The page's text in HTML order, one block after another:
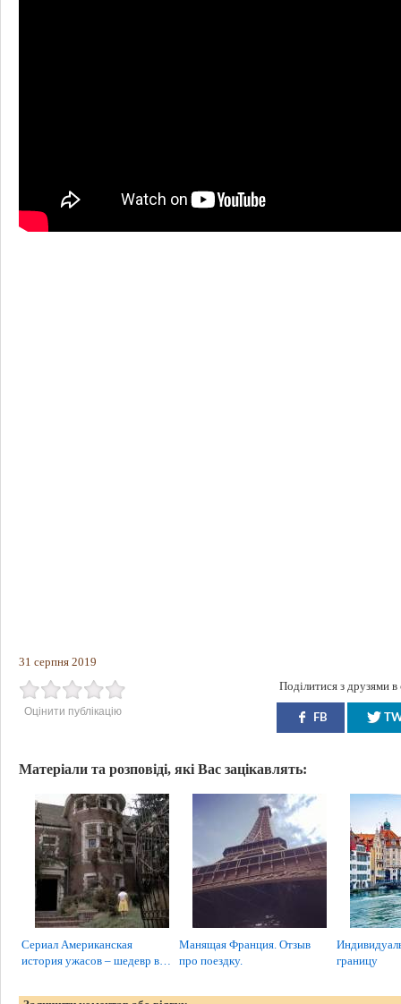
31 серпня 2019
Оцінити публікацію
Поділитися з друзями
FB
Матеріали та розповіді, які Вас зацікавлять:
Сериал Американская
история ужасов – шедевр в…
Манящая Франция. Отзыв
про поездку.
границу